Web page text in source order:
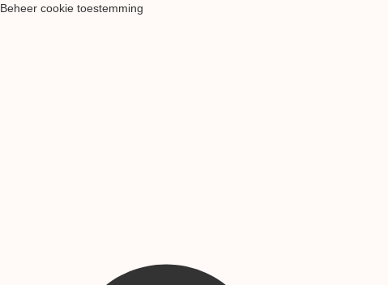
Beheer cookie toestemming